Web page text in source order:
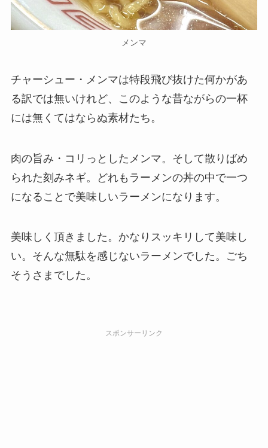
メンマ
チャーシュー・メンマは特段飛び抜けた何かがあ
る訳では無いけれど、このような昔ながらの一杯
には無くてはならぬ素材たち。
肉の旨み・コリっとしたメンマ。そして散りばめ
られた刻みネギ。どれもラーメンの丼の中で一つ
になることで美味しいラーメンになります。
美味しく頂きました。かなりスッキリして美味し
い。そんな無駄を感じないラーメンでした。ごち
そうさまでした。
スポンサーリンク